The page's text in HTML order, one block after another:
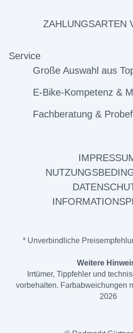
ZAHLUNGSARTEN
Service
Große Auswahl aus
E-Bike-Kompetenz &
Fachberatung &
* Unverbindliche
Weitere
Irrtümer, Tippfehler und
vorbehalten. Farbabweichungen
2026